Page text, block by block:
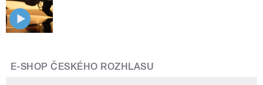
E-SHOP ČESKÉHO ROZHLASU